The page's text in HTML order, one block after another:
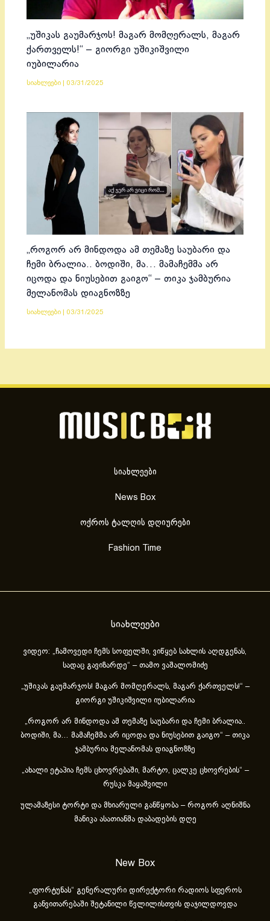
„უშიკას გაუმარჯოს! მაგარ მომღერალს, მაგარ
ქართველს!“ – გიორგი უშიკიშვილი
იუბილარია
სიახლეები 03/31/2025
„როგორ არ მინდოდა ამ თემაზე საუბარი და
ჩემი ბრალია.. ბოდიში, მა… მამაჩემმა არ
იცოდა და ნიუსებით გაიგო“ – თიკა ჯამბურია
მელანომას დიაგნოზზე
სიახლეები 03/31/2025
სიახლეები
News Box
ოქროს ტალღის დღიურები
Fashion Time
სიახლეები
ვიდეო: „ჩამოვედი ჩემს სოფელში, ვიწყებ სახლის აღდგენას,
სადაც გავიზარდე“ – თამო ვაშალომიძე
„უშიკას გაუმარჯოს! მაგარ მომღერალს, მაგარ ქართველს!“ –
გიორგი უშიკიშვილი იუბილარია
„როგორ არ მინდოდა ამ თემაზე საუბარი და ჩემი ბრალია..
ბოდიში, მა… მამაჩემმა არ იცოდა და ნიუსებით გაიგო“ – თიკა
ჯამბურია მელანომას დიაგნოზზე
„ახა­ლი ეტა­პია ჩემს ცხოვ­რე­ბა­ში, მარ­ტო, ცალ­კე ცხოვ­რე­ბის“ –
რუსკა მაყაშვილი
ულამაზესი ტორტი და მხიარული განწყობა – როგორ აღნიშნა
მანიკა ასათიანმა დაბადების დღე
New Box
„ფორტუნას“ გენერალური დირექტორი რადიოს სფეროს
განვითარებაში შეტანილი წვლილისთვის დაჯილდოვდა